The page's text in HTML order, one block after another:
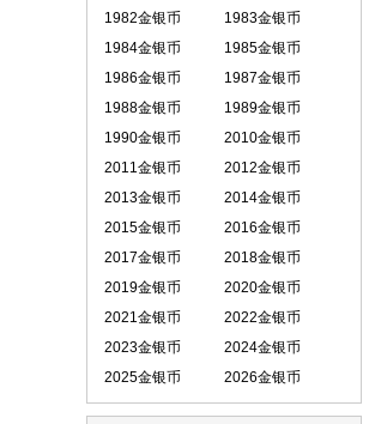
1982金银币
1983金银币
1984金银币
1985金银币
1986金银币
1987金银币
1988金银币
1989金银币
1990金银币
2010金银币
2011金银币
2012金银币
2013金银币
2014金银币
2015金银币
2016金银币
2017金银币
2018金银币
2019金银币
2020金银币
2021金银币
2022金银币
2023金银币
2024金银币
2025金银币
2026金银币